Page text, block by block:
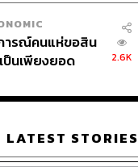
ารณ์คนแห่ขอสิน
ป็นเพียงยอด
ว้
2.6K
LATEST STORIES